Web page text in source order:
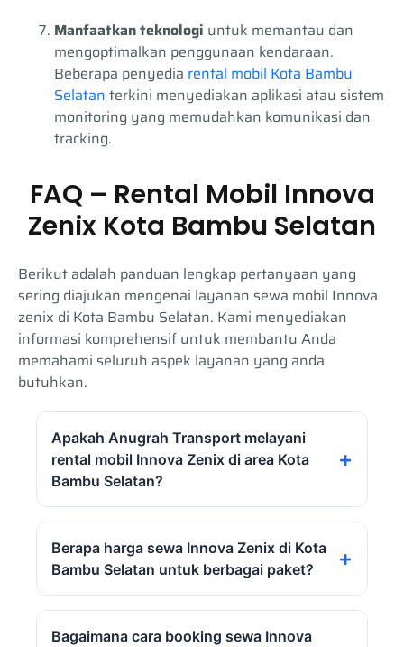
Manfaatkan teknologi untuk memantau dan
mengoptimalkan penggunaan kendaraan.
Beberapa penyedia rental mobil Kota Bambu
Selatan terkini menyediakan aplikasi atau sistem
monitoring yang memudahkan komunikasi dan
tracking.
FAQ – Rental Mobil Innova
Zenix Kota Bambu Selatan
Berikut adalah panduan lengkap pertanyaan yang
sering diajukan mengenai layanan sewa mobil Innova
zenix di Kota Bambu Selatan. Kami menyediakan
informasi komprehensif untuk membantu Anda
memahami seluruh aspek layanan yang anda
butuhkan.
Apakah Anugrah Transport melayani
rental mobil Innova Zenix di area Kota
Bambu Selatan?
Innova Zenix Kota Bambu Selatan dengan
armada hybrid terbaru yang dilengkapi
teknologi canggih. Sebagai penyedia rental
terpercaya, kami melayani wilayah Palmerah
Berapa harga sewa Innova Zenix di Kota
Bambu Selatan untuk berbagai paket?
Selatan sangat kompetitif dengan paket 12
Bagaimana cara booking sewa Innova